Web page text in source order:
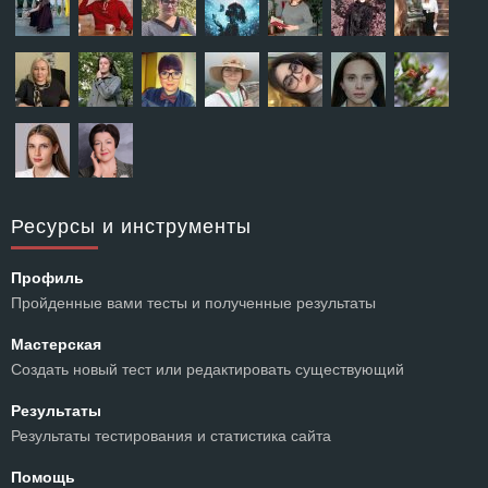
Ресурсы и инструменты
Профиль
Пройденные вами тесты и полученные результаты
Мастерская
Создать новый тест или редактировать существующий
Результаты
Результаты тестирования и статистика сайта
Помощь